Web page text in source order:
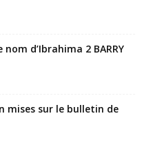
d’Ibrahima 2 BARRY
mises sur le bulletin de